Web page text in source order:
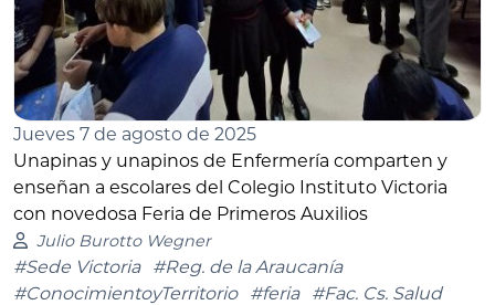
Jueves 7 de agosto de 2025
Unapinas y unapinos de Enfermería comparten y
enseñan a escolares del Colegio Instituto Victoria
con novedosa Feria de Primeros Auxilios
Julio Burotto Wegner
#Sede Victoria
#Reg. de la Araucanía
#ConocimientoyTerritorio
#feria
#Fac. Cs. Salud